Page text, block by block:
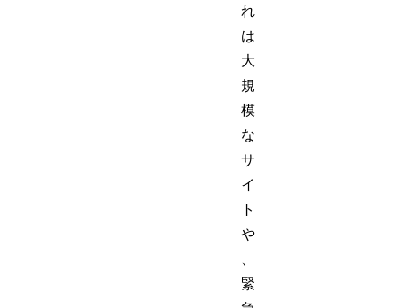
れ
は
大
規
模
な
サ
イ
ト
や
緊